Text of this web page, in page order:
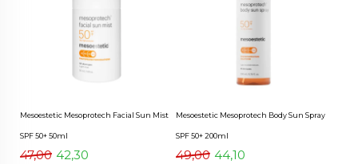
Mesoestetic Mesoprotech Facial Sun Mist
SPF 50+ 50ml
47,00 42,30
Mesoestetic Mesoprotech Body Sun Spray
SPF 50+ 200ml
49,00 44,10